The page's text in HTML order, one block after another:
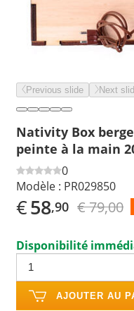
Previous slide Next
Nativity Box
peinte à la main
0
Modèle : PR029850
€58,90 € 79,00
Disponibilité
AJOUTER AU